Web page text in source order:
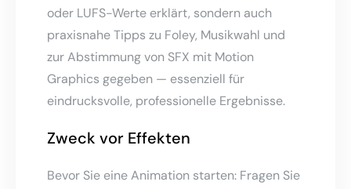
oder LUFS-Werte erklärt, sondern auch
praxisnahe Tipps zu Foley, Musikwahl und
zur Abstimmung von SFX mit Motion
Graphics gegeben — essenziell für
eindrucksvolle, professionelle Ergebnisse.
Zweck vor Effekten
Bevor Sie eine Animation starten: Fragen Sie